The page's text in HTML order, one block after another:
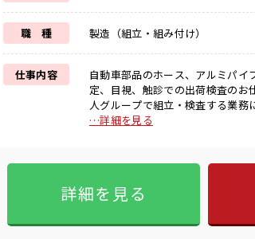
職 種 製造（組立・組み付け）
仕事内容
自動車部品のホース、アルミパイ
定、目視、触診での出荷検査のお仕事！ ■お仕事PR 決まったパーツを順番に組
人グループで組立・検査する業務
ね！ ≪しっかり稼ぎたい方に≫ 交
職場の雰囲気 派手すぎなければ
躍中！ 社会人経験が浅くてもOK
り！ オンオフの切替もできちゃう！
…詳細を見る
詳細を見る